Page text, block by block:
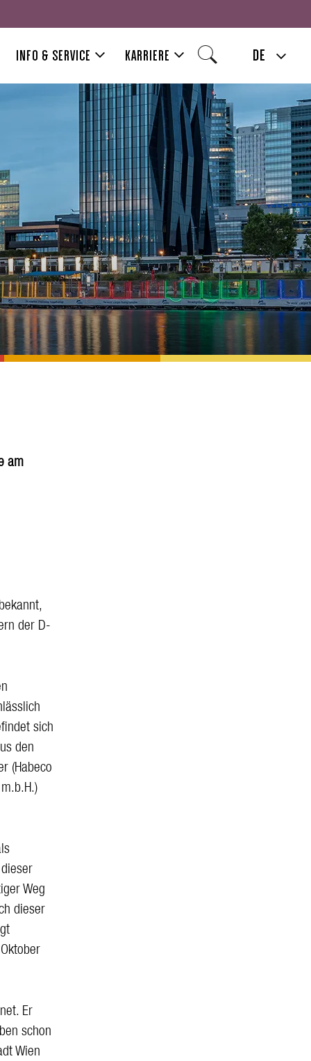
INFO & SERVICE KARRIERE DE
am
der D-
sich
den
(Habeco
Weg
dieser
Er
schon
Wien